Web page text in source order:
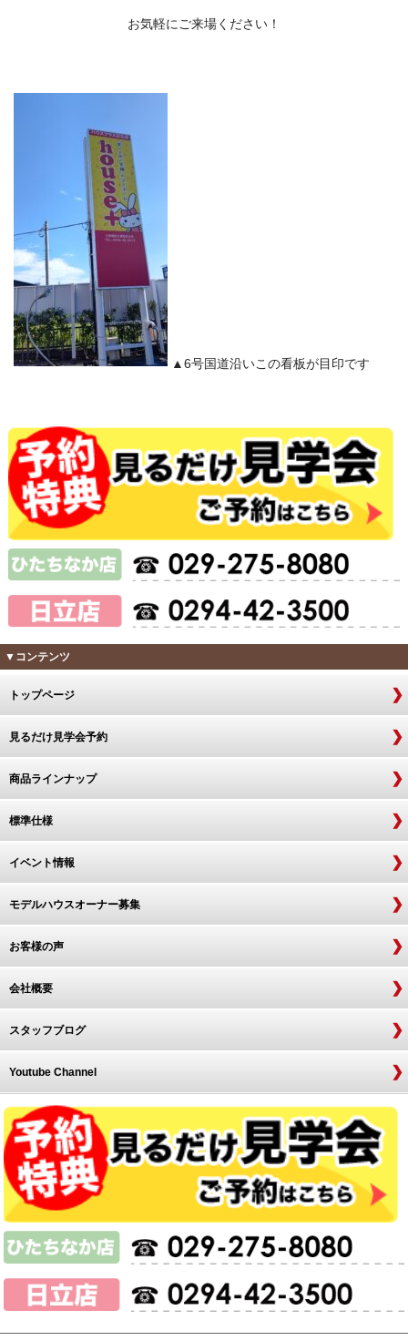
お気軽にご来場ください！
▲6号国道沿いこの看板が目印です
▼コンテンツ
トップページ
見るだけ見学会予約
商品ラインナップ
標準仕様
イベント情報
モデルハウスオーナー募集
お客様の声
会社概要
スタッフブログ
Youtube Channel